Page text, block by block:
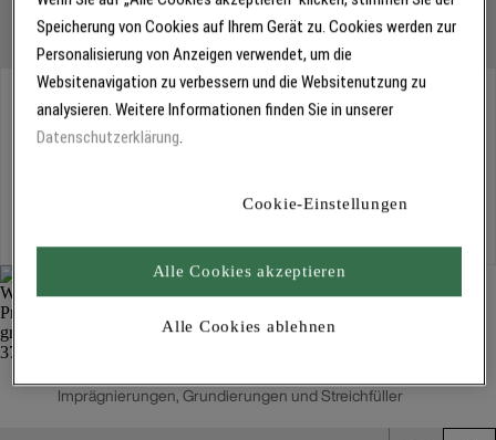
Abholung
Für Verfügbarkeiten bitteanmelden
Imprägnierungen, Grundierungen und Streichfüller
Speicherung von Cookies auf Ihrem Gerät zu. Cookies werden zur
Personalisierung von Anzeigen verwendet, um die
Websitenavigation zu verbessern und die Websitenutzung zu
analysieren. Weitere Informationen finden Sie in unserer
Datenschutzerklärung.
Cookie-Einstellungen
Alle Cookies ablehnen
Alle Cookies akzeptieren